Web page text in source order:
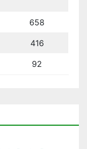
658
416
92